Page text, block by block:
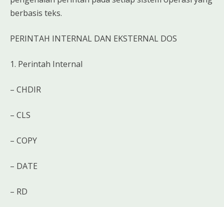
berbasis teks.
PERINTAH INTERNAL DAN EKSTERNAL DOS
1. Perintah Internal
– CHDIR
– CLS
– COPY
– DATE
– RD